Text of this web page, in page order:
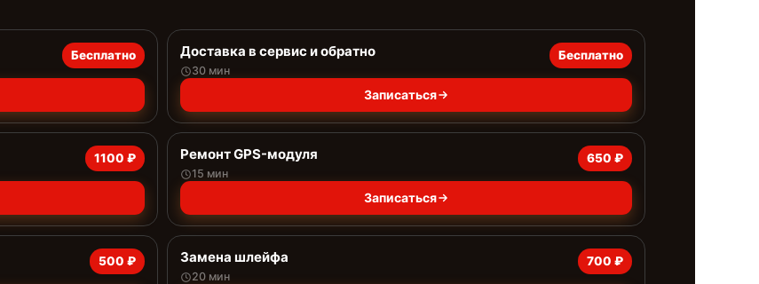
Бесплатно Доставка в сервис и обратно
30 мин
Бесплатно
Записаться
1100 ₽ Ремонт GPS-модуля
15 мин
650 ₽
Записаться
500 ₽ Замена шлейфа
20 мин
700 ₽